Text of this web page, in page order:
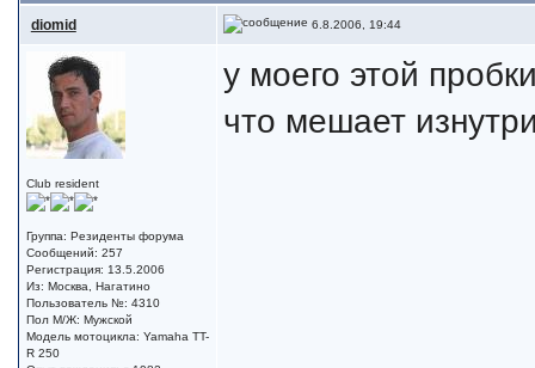
diomid 6.8.2006, 19:44
Club resident
Группа: Резиденты форума
Сообщений: 257
Регистрация: 13.5.2006
Из: Москва, Нагатино
Пользователь №: 4310
Пол М/Ж: Мужской
Модель мотоцикла: Yamaha TT-
R 250
у моего этой
что мешает